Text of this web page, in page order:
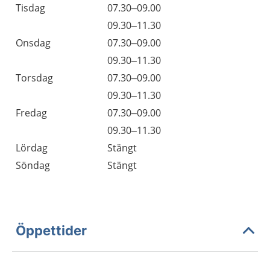
Tisdag
07.30–09.00
09.30–11.30
Onsdag
07.30–09.00
09.30–11.30
Torsdag
07.30–09.00
09.30–11.30
Fredag
07.30–09.00
09.30–11.30
Lördag
Stängt
Söndag
Stängt
Öppettider